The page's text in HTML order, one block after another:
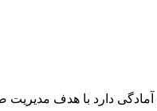
دارد با هدف مدیریت